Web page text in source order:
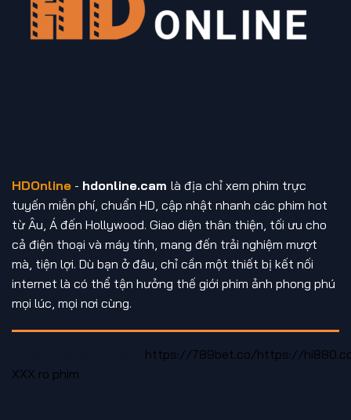
HDOnline - hdonline.cam là địa chỉ xem phim trực
tuyến miễn phí, chuẩn HD, cập nhật nhanh các phim hot
từ Âu, Á đến Hollywood. Giao diện thân thiện, tối ưu cho
cả điện thoại và máy tính, mang đến trải nghiệm mượt
mà, tiện lợi. Dù bạn ở đâu, chỉ cần một thiết bị kết nối
internet là có thể tận hưởng thế giới phim ảnh phong phú
mọi lúc, mọi nơi cùng.
https://789bet.co/https://
XXX ro phim